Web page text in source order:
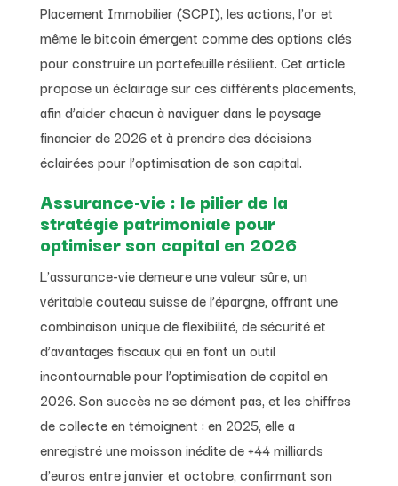
Placement Immobilier (SCPI), les actions, l’or et
même le bitcoin émergent comme des options clés
pour construire un portefeuille résilient. Cet article
propose un éclairage sur ces différents placements,
afin d’aider chacun à naviguer dans le paysage
financier de 2026 et à prendre des décisions
éclairées pour l’optimisation de son capital.
Assurance-vie : le pilier de la
stratégie patrimoniale pour
optimiser son capital en 2026
L’assurance-vie demeure une valeur sûre, un
véritable couteau suisse de l’épargne, offrant une
combinaison unique de flexibilité, de sécurité et
d’avantages fiscaux qui en font un outil
incontournable pour l’optimisation de capital en
2026. Son succès ne se dément pas, et les chiffres
de collecte en témoignent : en 2025, elle a
enregistré une moisson inédite de +44 milliards
d’euros entre janvier et octobre, confirmant son